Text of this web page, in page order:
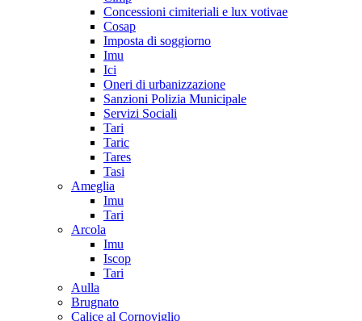
Concessioni cimiteriali e lux votivae
Cosap
Imposta di soggiorno
Imu
Ici
Oneri di urbanizzazione
Sanzioni Polizia Municipale
Servizi Sociali
Tari
Taric
Tares
Tasi
Ameglia
Imu
Tari
Arcola
Imu
Iscop
Tari
Aulla
Brugnato
Calice al Cornoviglio